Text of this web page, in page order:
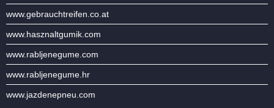
www.gebrauchtreifen.co.at
www.hasznaltgumik.com
www.rabljenegume.com
www.rabljenegume.hr
www.jazdenepneu.com